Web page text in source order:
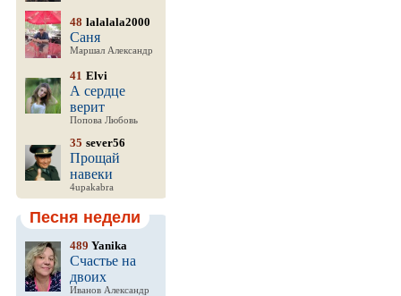
48 lalalala2000
Саня
Маршал Александр
41 Elvi
А сердце
верит
Попова Любовь
35 sever56
Прощай
навеки
4upakabra
Песня недели
489 Yanika
Счастье на
двоих
Иванов Александр